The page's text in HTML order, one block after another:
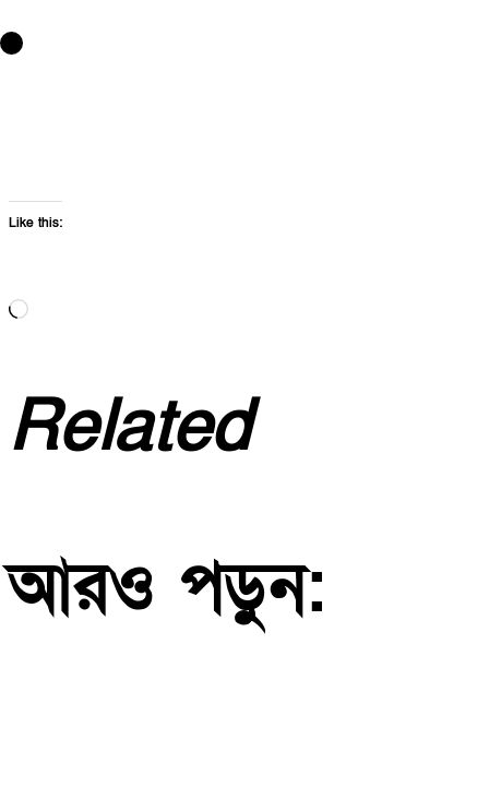
Like this:
Loading…
Related
আরও পড়ুন: